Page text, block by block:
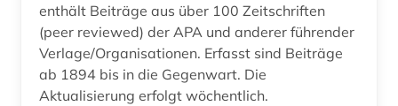
naturwissenschaft (1)
naturwissenschaften (3)
neurophysiologie (1)
enthält Beiträge aus über 100 Zeitschriften
(peer reviewed) der APA und anderer führender
Verlage/Organisationen. Erfasst sind Beiträge
ab 1894 bis in die Gegenwart. Die
Aktualisierung erfolgt wöchentlich.